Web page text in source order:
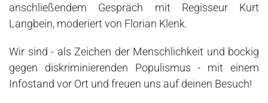
anschließendem Gespräch mit Regisseur Kurt
Langbein, moderiert von Florian Klenk.
Wir sind - als Zeichen der Menschlichkeit und bockig
gegen diskriminierenden Populismus - mit einem
Infostand vor Ort und freuen uns auf deinen Besuch!